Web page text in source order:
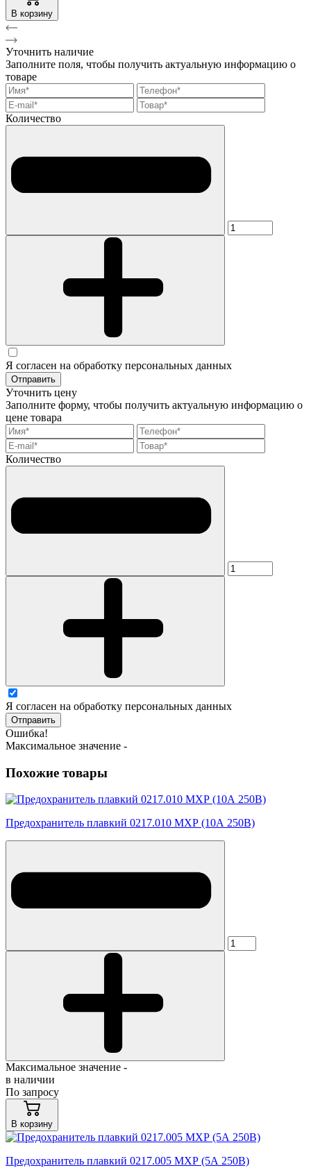
В корзину
Уточнить наличие
Заполните поля, чтобы получить актуальную информацию о
товаре
Количество
Я согласен на обработку персональных данных
Отправить
Уточнить цену
Заполните форму, чтобы получить актуальную информацию о
цене товара
Количество
Я согласен на обработку персональных данных
Отправить
Ошибка!
Максимальное значение -
Похожие товары
Предохранитель плавкий 0217.010 МХР (10А 250В)
Максимальное значение -
в наличии
По запросу
В корзину
Предохранитель плавкий 0217.005 МХР (5А 250В)